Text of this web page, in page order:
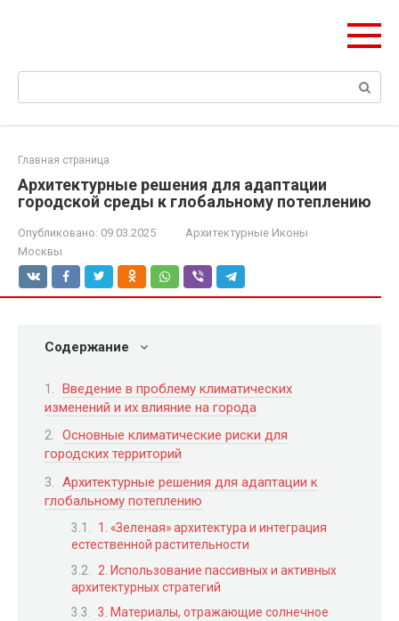
Поиск:
Главная страница
Архитектурные решения для адаптации
городской среды к глобальному потеплению
Опубликовано: 09.03.2025
Архитектурные Иконы
Москвы
Содержание
Введение в проблему климатических
изменений и их влияние на города
Основные климатические риски для
городских территорий
Архитектурные решения для адаптации к
глобальному потеплению
1. «Зеленая» архитектура и интеграция
естественной растительности
2. Использование пассивных и активных
архитектурных стратегий
3. Материалы, отражающие солнечное